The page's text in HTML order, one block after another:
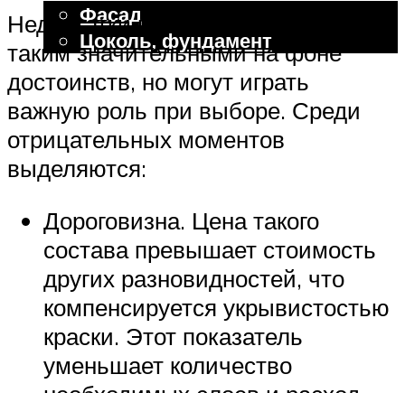
Фасад
Цоколь, фундамент
Меню
Недостатки продукции выглядят не
таким значительными на фоне
достоинств, но могут играть
важную роль при выборе. Среди
отрицательных моментов
выделяются:
Дороговизна. Цена такого
состава превышает стоимость
других разновидностей, что
компенсируется укрывистостью
краски. Этот показатель
уменьшает количество